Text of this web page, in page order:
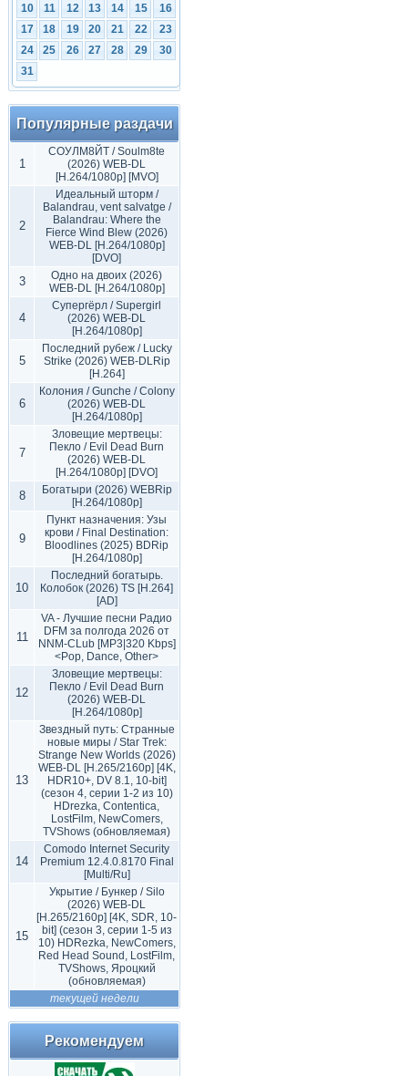
10
11 12 13 14 15
16
17
18 19 20 21 22
23
24
25 26 27 28 29
30
31
Популярные раздачи
1
СОУЛМ8ЙТ / Soulm8te
(2026) WEB-DL
[H.264/1080p] [MVO]
2
Идеальный шторм /
Balandrau, vent salvatge /
Balandrau: Where the
Fierce Wind Blew (2026)
WEB-DL [H.264/1080p]
[DVO]
3
Одно на двоих (2026)
WEB-DL [H.264/1080p]
4
Супергёрл / Supergirl
(2026) WEB-DL
[H.264/1080p]
5
Последний рубеж / Lucky
Strike (2026) WEB-DLRip
[H.264]
6
Колония / Gunche / Colony
(2026) WEB-DL
[H.264/1080p]
7
Зловещие мертвецы:
Пекло / Evil Dead Burn
(2026) WEB-DL
[H.264/1080p] [DVO]
8
Богатыри (2026) WEBRip
[H.264/1080p]
9
Пункт назначения: Узы
крови / Final Destination:
Bloodlines (2025) BDRip
[H.264/1080p]
10
Последний богатырь.
Колобок (2026) TS [H.264]
[AD]
11
VA - Лучшие песни Радио
DFM за полгода 2026 от
NNM-CLub [MP3|320 Kbps]
<Pop, Dance, Other>
12
Зловещие мертвецы:
Пекло / Evil Dead Burn
(2026) WEB-DL
[H.264/1080p]
13
Звездный путь: Странные
новые миры / Star Trek:
Strange New Worlds (2026)
WEB-DL [H.265/2160p] [4K,
HDR10+, DV 8.1, 10-bit]
(сезон 4, серии 1-2 из 10)
HDrezka, Contentica,
LostFilm, NewComers,
TVShows (обновляемая)
14
Comodo Internet Security
Premium 12.4.0.8170 Final
[Multi/Ru]
15
Укрытие / Бункер / Silo
(2026) WEB-DL
[H.265/2160p] [4K, SDR, 10-
bit] (сезон 3, серии 1-5 из
10) HDRezka, NewComers,
Red Head Sound, LostFilm,
TVShows, Яроцкий
(обновляемая)
текущей недели
Рекомендуем